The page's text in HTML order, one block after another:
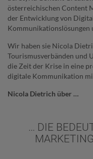
österreichischen Content
der Entwicklung von
Kommunikationslösungen
Wir haben sie Nicola
Tourismusverbänden und
die Zeit der Krise in eine
digitale Kommunikation
Nicola Dietrich über …
… DIE